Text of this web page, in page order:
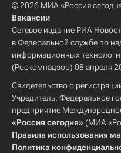
© 2026 МИА «Россия
Вакансии
Сетевое издание РИА
в Федеральной службе по
информационных
(Роскомнадзор) 08 апреля
Свидетельство о
Учредитель: Федеральное
предприятие
«Россия сегодня» (МИА
Правила использования
Политика